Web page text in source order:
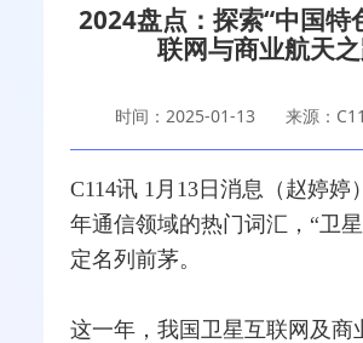
2024盘点：探索“中国特
联网与商业航天
时间：2025-01-13 来源：
C114讯 1月13日消息（赵婷婷
年通信领域的热门词汇，“卫星
定名列前茅。
这一年，我国卫星互联网及商